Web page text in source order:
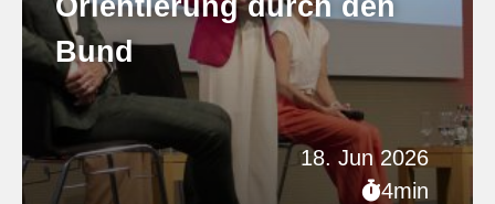
18. Jun 2026
4min
Bund